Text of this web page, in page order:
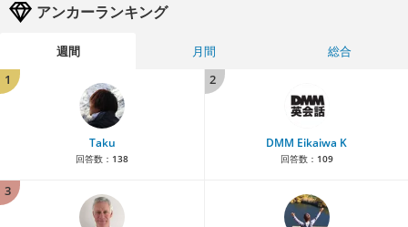
アンカーランキング
週間 月間
総合
1
Taku
回答数： 138
2
DMM Eikaiwa K
回答数： 109
3